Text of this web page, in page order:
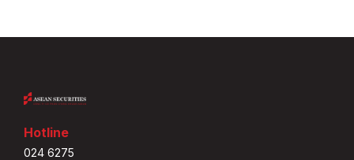
Hotline
024 6275